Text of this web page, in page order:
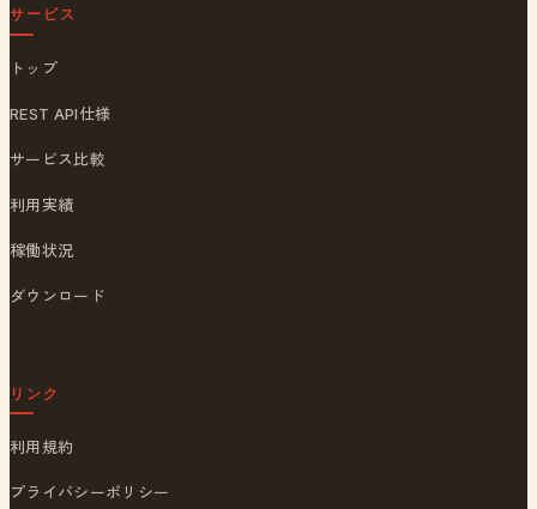
サービス
トップ
REST API仕様
サービス比較
利用実績
稼働状況
ダウンロード
リンク
利用規約
プライバシーポリシー